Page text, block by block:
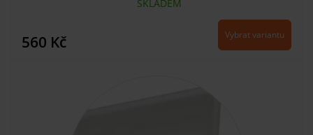
SKLADEM
560 Kč Vybrat variantu